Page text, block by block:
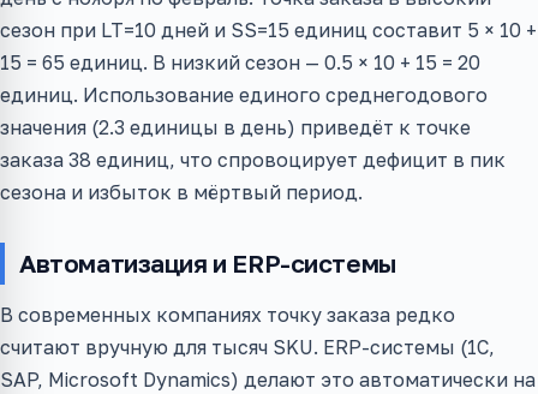
сезон при LT=10 дней и SS=15 единиц составит 5 × 10 +
15 = 65 единиц. В низкий сезон — 0.5 × 10 + 15 = 20
единиц. Использование единого среднегодового
значения (2.3 единицы в день) приведёт к точке
заказа 38 единиц, что спровоцирует дефицит в пик
сезона и избыток в мёртвый период.
Автоматизация и ERP-системы
В современных компаниях точку заказа редко
считают вручную для тысяч SKU. ERP-системы (1С,
SAP, Microsoft Dynamics) делают это автоматически на